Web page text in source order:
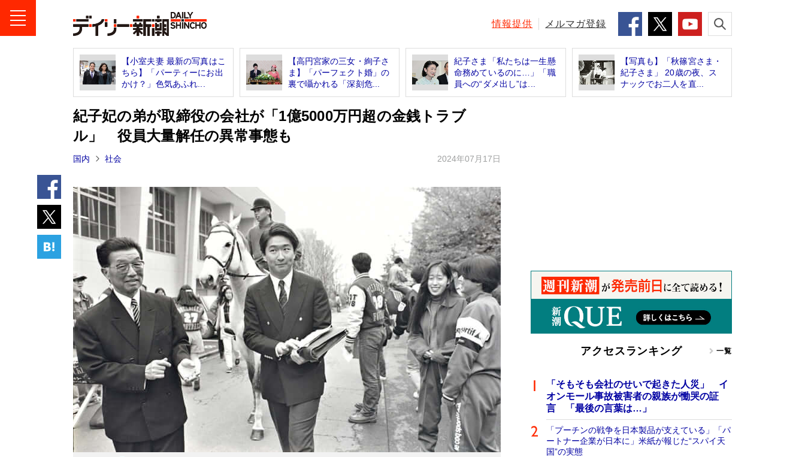
情報提供 メルマガ登録
【小室夫妻 最新の写真はこ
ちら】「パーティーにお出
かけ？」色気あふれ...
【高円宮家の三女・絢子さ
ま】「パーフェクト婚」の
裏で囁かれる「深刻危...
紀子さま「私たちは一生懸
命務めているのに…」「職
員への“ダメ出し”は...
【写真も】「秋篠宮さま・
紀子さま」 20歳の夜、ス
ナックでお二人を直...
紀子妃の弟が取締役の会社が「1億5000万円超の金銭トラブ
ル」 役員大量解任の異常事態も
国内 社会 2024年07月17日
アクセスランキング 一覧
「そもそも会社のせいで起きた人災」 イ
オンモール事故被害者の親族が慟哭の証
言 「最後の言葉は…」
「プーチンの戦争を日本製品が支えている」「パ
ートナー企業が日本に」米紙が報じた“スパイ天
国”の実態